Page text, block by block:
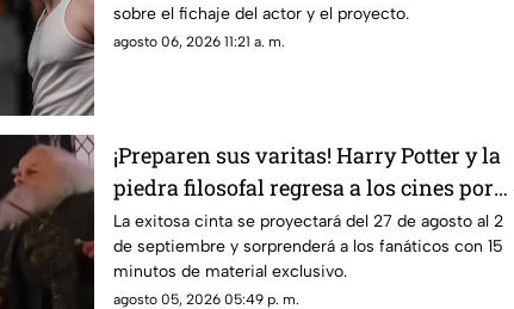
sobre el fichaje del actor y el proyecto.
agosto 06, 2026 11:21 a. m.
¡Preparen sus varitas! Harry Potter y la
piedra filosofal regresa a los cines por
su 25 aniversario
La exitosa cinta se proyectará del 27 de agosto al 2
de septiembre y sorprenderá a los fanáticos con 15
minutos de material exclusivo.
agosto 05, 2026 05:49 p. m.